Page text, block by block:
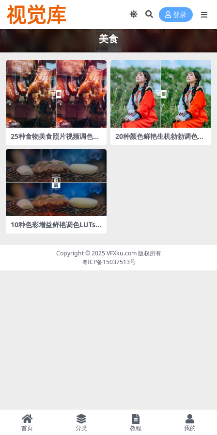
登录
美食
25种食物美食照片视频调色L
20种颜色鲜艳生机勃勃调色L
10种色彩增益‌鲜艳调色LUTs
Copyright © 2025VFXku.com版权所有
粤ICP备15037513号
首页 分类 教程 我的